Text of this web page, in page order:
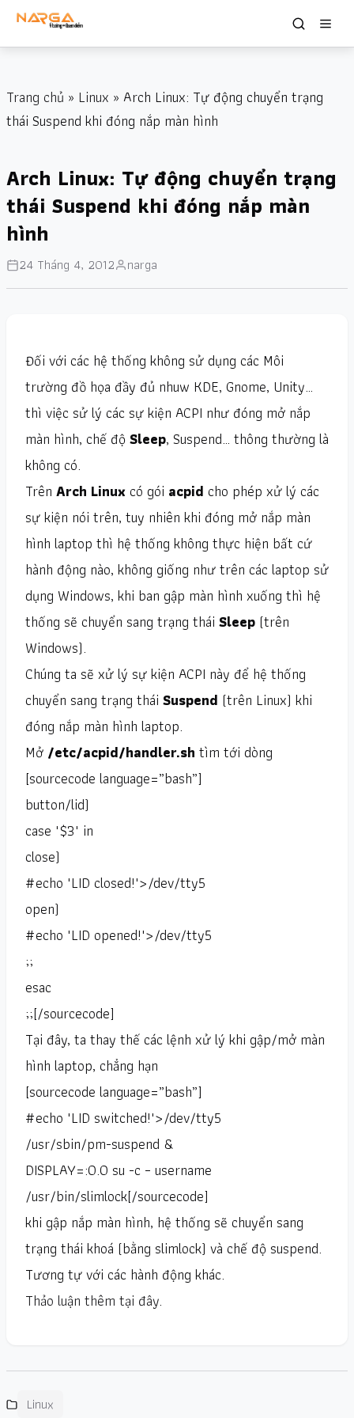
Trang chủ » Linux » Arch Linux: Tự động chuyển trạng
thái Suspend khi đóng nắp màn hình
Arch Linux: Tự động chuyển trạng
thái Suspend khi đóng nắp màn
hình
24 Tháng 4, 2012 narga
Đối với các hệ thống không sử dụng các Môi
trường đồ họa đầy đủ nhuw KDE, Gnome, Unity…
thì việc sử lý các sự kiện ACPI như đóng mở nắp
màn hình, chế độSleep, Suspend… thông thường là
không có.
Trên Arch Linux có gói acpid cho phép xử lý các
sự kiện nói trên, tuy nhiên khi đóng mở nắp màn
hình laptop thì hệ thống không thực hiện bất cứ
hành động nào, không giống như trên các laptop sử
dụng Windows, khi ban gập màn hình xuống thì hệ
thống sẽ chuyển sang trạng thái Sleep (trên
Windows).
Chúng ta sẽ xử lý sự kiện ACPI này để hệ thống
chuyển sang trạng thái Suspend (trên Linux) khi
đóng nắp màn hình laptop.
Mở /etc/acpid/handler.sh tìm tới dòng
[sourcecode language=”bash”]
button/lid)
case "$3" in
close)
#echo "LID closed!">/dev/tty5
open)
#echo "LID opened!">/dev/tty5
;;
esac
;;[/sourcecode]
Tại đây, ta thay thế các lệnh xử lý khi gập/mở màn
hình laptop, chẳng hạn
[sourcecode language=”bash”]
#echo "LID switched!">/dev/tty5
/usr/sbin/pm-suspend &
DISPLAY=:0.0 su -c – username
/usr/bin/slimlock[/sourcecode]
khi gập nắp màn hình, hệ thống sẽ chuyển sang
trạng thái khoá (bằng slimlock) và chế độ suspend.
Tương tự với các hành động khác.
Thảo luận thêm tại đây.
Linux